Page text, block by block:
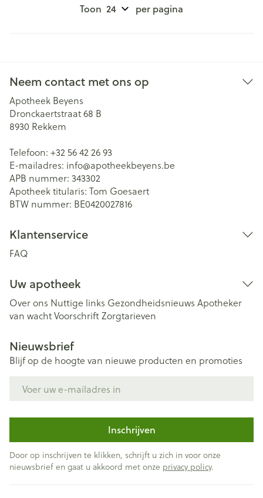
Toon per pagina
Neem contact met ons op
Apotheek Beyens
Dronckaertstraat 68 B
8930 Rekkem
Telefoon: +32 56 42 26 93
E-mailadres: info@apotheekbeyens.be
APB nummer: 343302
Apotheek titularis: Tom Goesaert
BTW nummer: BE0420027816
Klantenservice
FAQ
Uw apotheek
Over ons Nuttige links Gezondheidsnieuws Apotheker
van wachtVoorschriftZorgtarieven
Nieuwsbrief
Blijf op de hoogte van nieuwe producten en promoties
Inschrijven
Door op inschrijven te klikken, schrijft u zich in voor onze
nieuwsbrief en gaat u akkoord met onze privacy policy.